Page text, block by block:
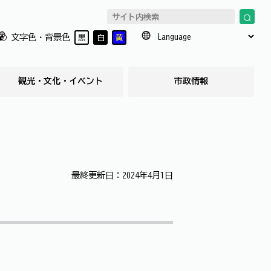
文字色・背景色 黒 白 黄
観光・文化・イベント 市政情報
最終更新日：2024年4月1日